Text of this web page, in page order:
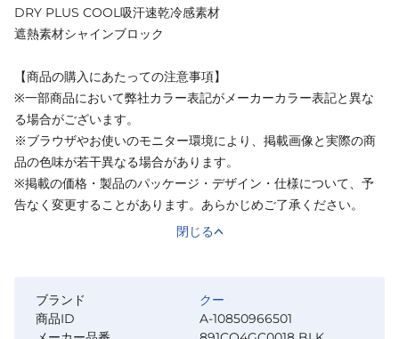
DRY PLUS COOL吸汗速乾冷感素材
遮熱素材シャインブロック
【商品の購入にあたっての注意事項】
※一部商品において弊社カラー表記がメーカーカラー表記と異な
る場合がございます。
※ブラウザやお使いのモニター環境により、掲載画像と実際の商
品の色味が若干異なる場合があります。
※掲載の価格・製品のパッケージ・デザイン・仕様について、予
告なく変更することがあります。あらかじめご了承ください。
閉じる
ブランド
クー
商品ID
A-10850966501